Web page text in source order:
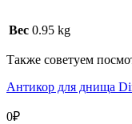
Вес 0.95 kg
Также советуем
Антикор для днища
0₽